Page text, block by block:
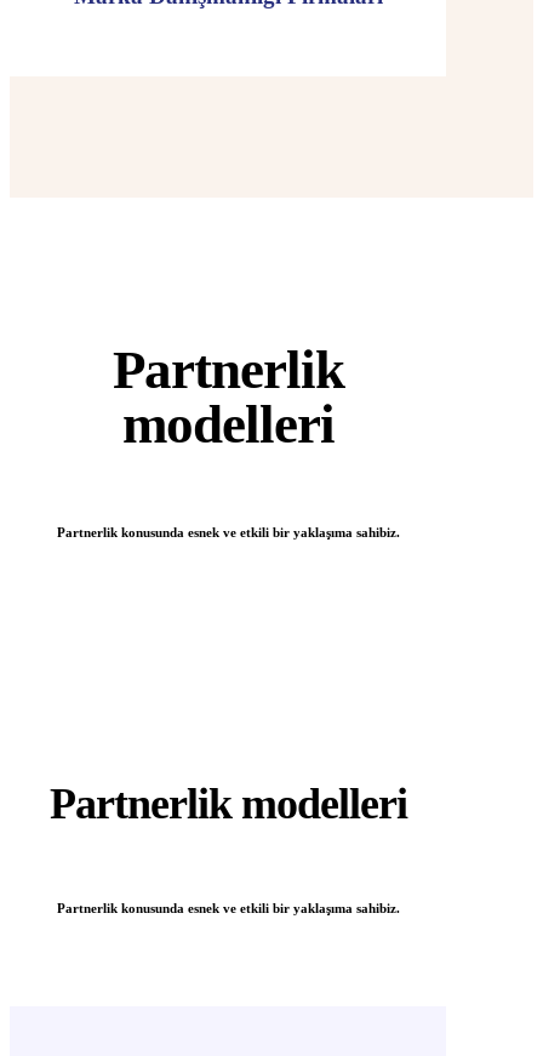
Partnerlik
modelleri
Partnerlik konusunda esnek ve etkili bir yaklaşıma sahibiz.
Partnerlik modelleri
Partnerlik konusunda esnek ve etkili bir yaklaşıma sahibiz.